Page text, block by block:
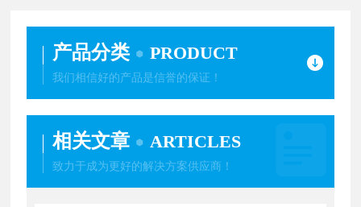
产品分类 PRODUCT
我们相信好的产品是信誉的保证！
相关文章 ARTICLES
致力于成为更好的解决方案供应商！